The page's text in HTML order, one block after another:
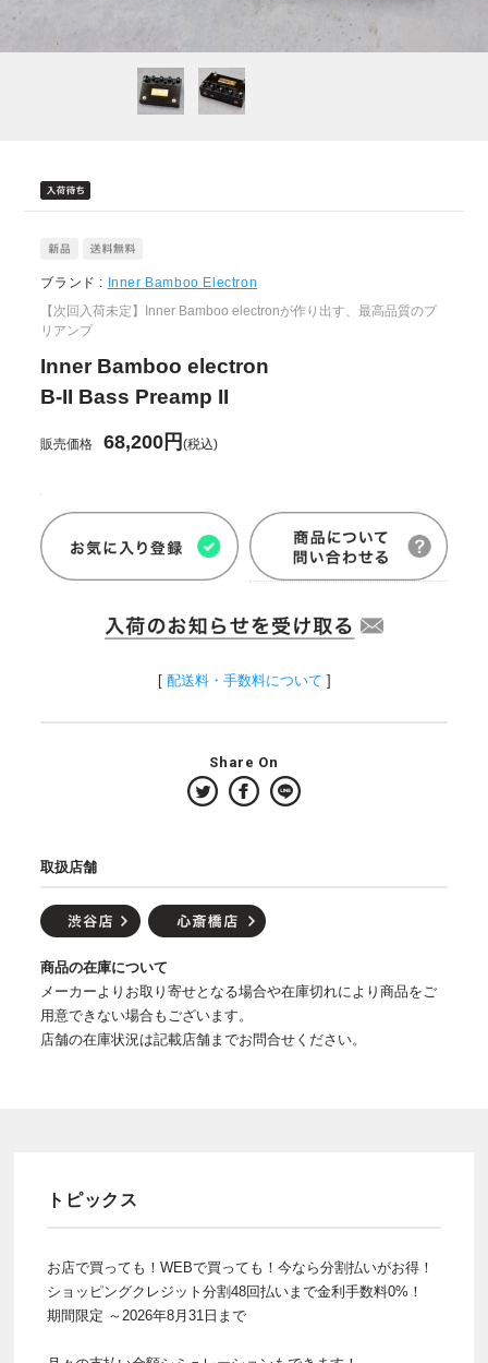
ブランド : Inner Bamboo Electron
【次回入荷未定】Inner Bamboo electronが作り出す、最高品質のプ
リアンプ
Inner Bamboo electron
B-II Bass Preamp II
販売価格 68,200円(税込)
[ 配送料・手数料について ]
Share On
取扱店舗
商品の在庫について
メーカーよりお取り寄せとなる場合や在庫切れにより商品をご
用意できない場合もございます。
店舗の在庫状況は記載店舗までお問合せください。
トピックス
お店で買っても！WEBで買っても！今なら分割払いがお得！
ショッピングクレジット分割48回払いまで金利手数料0%！
期間限定 ～2026年8月31日まで